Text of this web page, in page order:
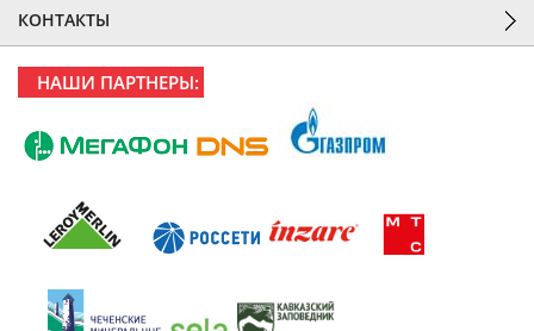
КОНТАКТЫ
НАШИ ПАРТНЕРЫ: